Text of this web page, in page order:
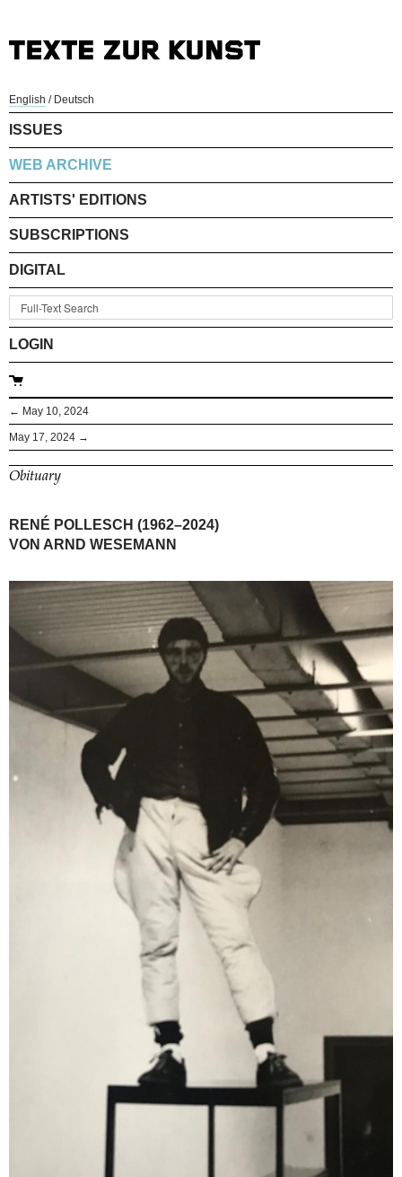
English / Deutsch
ISSUES
WEB ARCHIVE
ARTISTS' EDITIONS
SUBSCRIPTIONS
DIGITAL
LOGIN
← May 10, 2024
May 17, 2024 →
Obituary
RENÉ POLLESCH (1962–2024)
VON ARND WESEMANN